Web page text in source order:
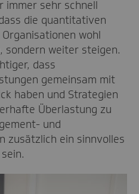
immer sehr schnell
die quantitativen
wohl
sondern weiter steigen.
dass
gemeinsam mit
haben und Strategien
Überlastung zu
und
zusätzlich ein sinnvolles